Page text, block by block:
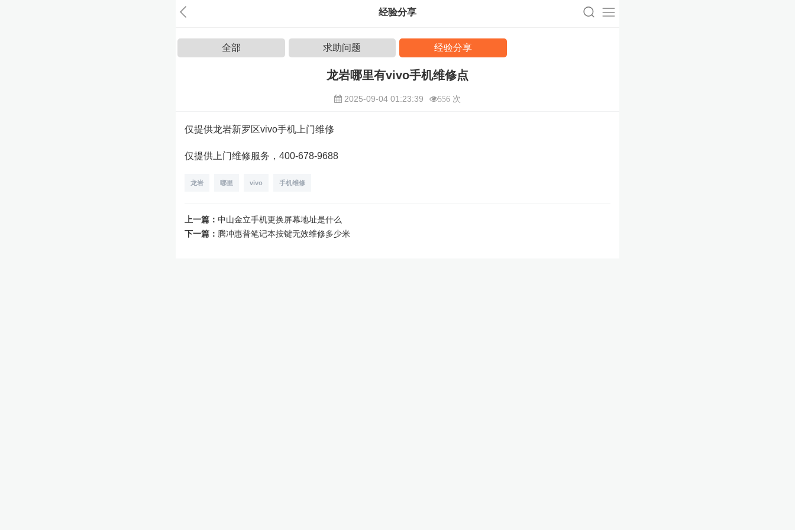
经验分享
全部 求助问题 经验分享
龙岩哪里有vivo手机维修点
2025-09-04 01:23:39 556 次
仅提供龙岩新罗区vivo手机上门维修
仅提供上门维修服务，400-678-9688
龙岩 哪里 vivo 手机维修
上一篇： 中山金立手机更换屏幕地址是什么
下一篇： 腾冲惠普笔记本按键无效维修多少米